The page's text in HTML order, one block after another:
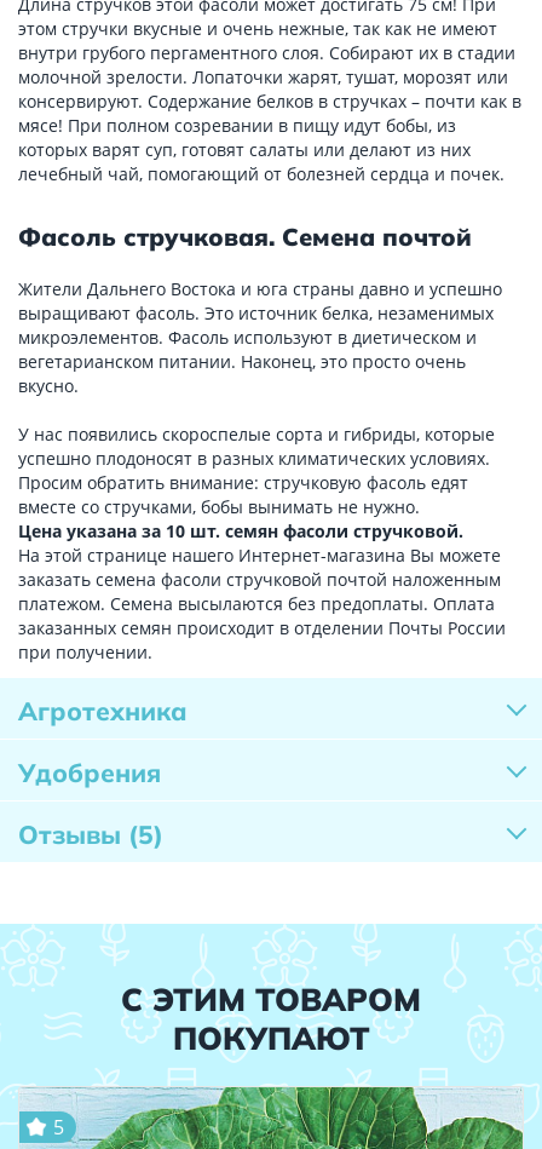
Длина стручков этой фасоли может достигать 75 см! При
этом стручки вкусные и очень нежные, так как не имеют
внутри грубого пергаментного слоя. Собирают их в стадии
молочной зрелости. Лопаточки жарят, тушат, морозят или
консервируют. Содержание белков в стручках – почти как в
мясе! При полном созревании в пищу идут бобы, из
которых варят суп, готовят салаты или делают из них
лечебный чай, помогающий от болезней сердца и почек.
Фасоль стручковая. Семена почтой
Жители Дальнего Востока и юга страны давно и успешно
выращивают фасоль. Это источник белка, незаменимых
микроэлементов. Фасоль используют в диетическом и
вегетарианском питании. Наконец, это просто очень
вкусно.
У нас появились скороспелые сорта и гибриды, которые
успешно плодоносят в разных климатических условиях.
Просим обратить внимание: стручковую фасоль едят
вместе со стручками, бобы вынимать не нужно.
Цена указана за 10 шт. семян фасоли стручковой.
На этой странице нашего Интернет-магазина Вы можете
заказать семена фасоли стручковой почтой наложенным
платежом. Семена высылаются без предоплаты. Оплата
заказанных семян происходит в отделении Почты России
при получении.
Агротехника
Удобрения
Отзывы (5)
С ЭТИМ ТОВАРОМ
ПОКУПАЮТ
5